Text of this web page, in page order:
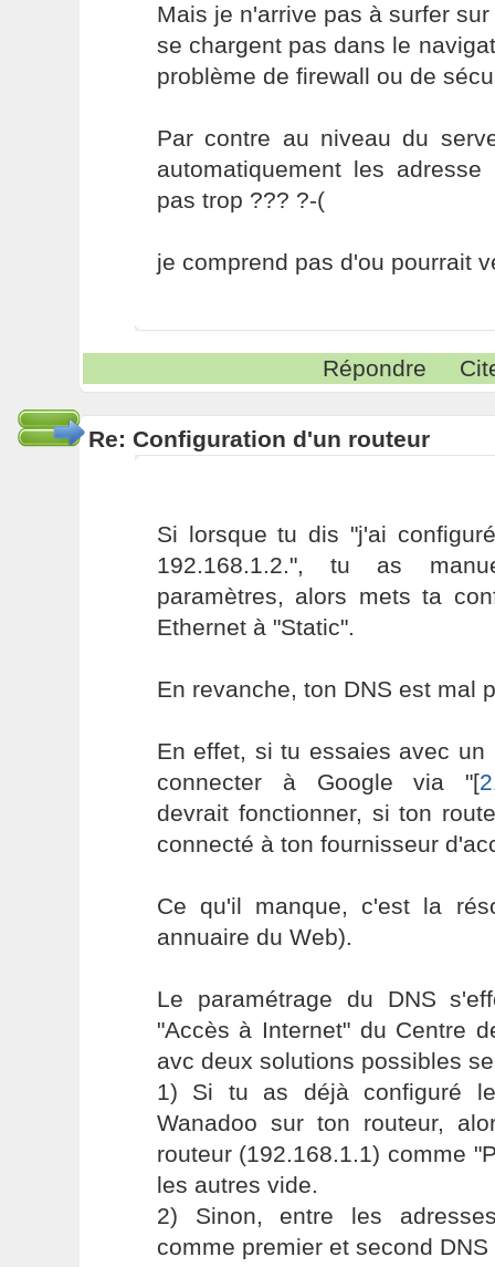
Mais je n'arrive pas à surfer
se chargent pas dans le
problème de firewall ou de
Par contre au niveau du
automatiquement les
pas trop ??? ?-(
je comprend pas d'ou pourrait
Répondre
Re: Configuration d'un routeur
Si lorsque tu dis "j'ai
192.168.1.2.", tu as
paramètres, alors mets ta
Ethernet à "Static".
En revanche, ton DNS est mal
En effet, si tu essaies avec un
connecter à Google via "[
devrait fonctionner, si ton
connecté à ton fournisseur
Ce qu'il manque, c'est la
annuaire du Web).
Le paramétrage du DNS
"Accès à Internet" du Centre
avc deux solutions possibles
1) Si tu as déjà configuré
Wanadoo sur ton routeur,
routeur (192.168.1.1) comme
les autres vide.
2) Sinon, entre les
comme premier et second DNS